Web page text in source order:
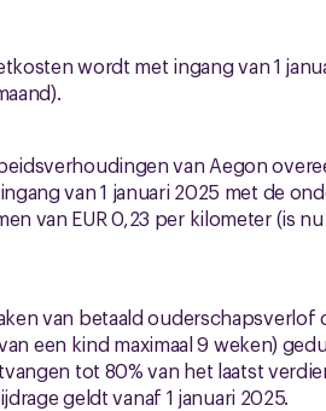
wordt met ingang van 1
van Aegon
van 1 januari 2025 met de
van EUR 0,23 per kilometer (is nu
van betaald
een kind maximaal 9 weken)
tot 80% van het laatst
geldt vanaf 1 januari 2025.